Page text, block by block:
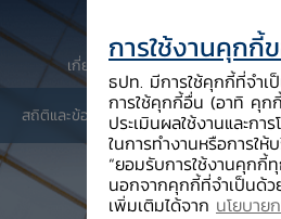
สถิติและข้อมูลเผยแพร่ บริการจาก ธปท.
เกี่ยวกับ ธปท. ติดต่อเรา
การใช้งานคุกกี้
ธปท. มีการใช้คุกกี้ที่จำเ
การใช้คุกกี้อื่น (อาทิ คุกกี้
ประเมินผลใช้งานและก
ในการทำงานหรือการใ
“ยอมรับการใช้งานคุกกี้
นอกจากคุกกี้ที่จำเป็นด้ว
เพิ่มเติมได้จาก นโยบาย